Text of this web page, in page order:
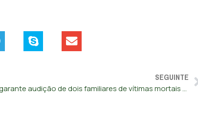
SEGUINTE
CHEGA garante audição de dois familiares de vítimas mortais na CPI ao INEM